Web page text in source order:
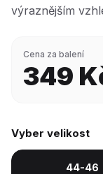
výraznějším
Cena za balení
349
Vyber velikost
44-46